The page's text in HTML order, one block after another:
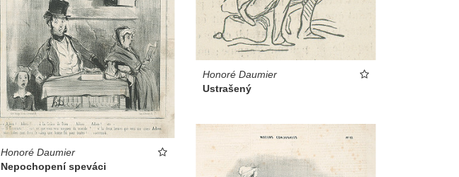
Honoré Daumier
Ustrašený
Honoré Daumier
Nepochopení speváci